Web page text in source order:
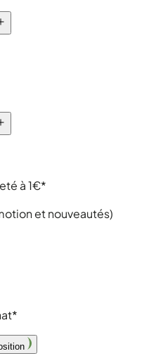
à 1€*
et nouveautés)